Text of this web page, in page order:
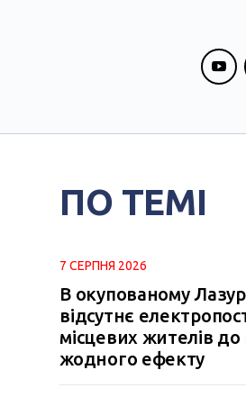
ПО ТЕМІ
7 СЕРПНЯ 2026
В окупованому
відсутнє
місцевих жителів
жодного ефекту